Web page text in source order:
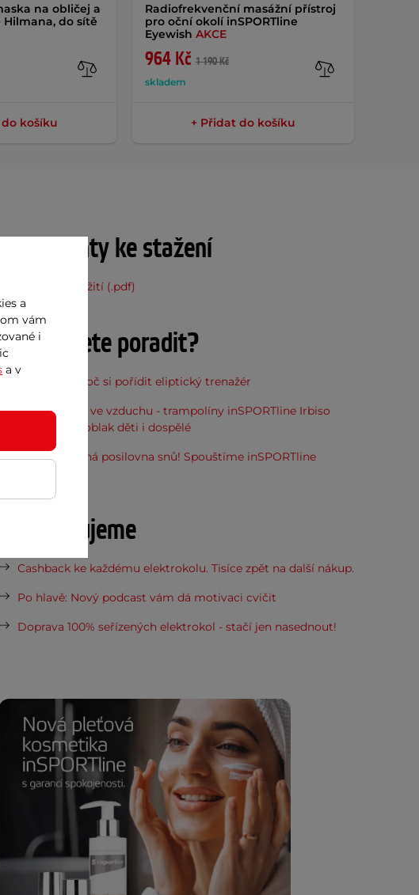
na obličej a
Hilmana, do sítě
košíku
Radiofrekvenční masážní přístroj
pro oční okolí inSPORTline
Eyewish AKCE
964 Kč 1 190 Kč
skladem
+ Přidat do košíku
ke stažení
Návod k použití (.pdf)
poradit?
7 důvodů, proč si pořídit eliptický trenažér
Nová sezóna ve vzduchu - trampolíny inSPORTline Irbiso
vynesou do oblak děti i dospělé
Vaše dostupná posilovna snů! Spouštíme inSPORTline
Doporučujeme
Cashback ke každému elektrokolu. Tisíce zpět na další nákup.
Po hlavě: Nový podcast vám dá motivaci cvičit
Doprava 100% seřízených elektrokol - stačí jen nasednout!
a
vám
i
a v